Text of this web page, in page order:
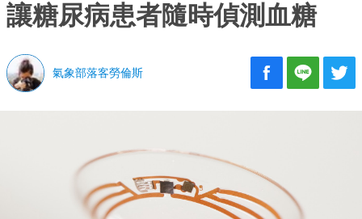
讓糖尿病患者隨時偵測血糖
氣象部落客勞倫斯